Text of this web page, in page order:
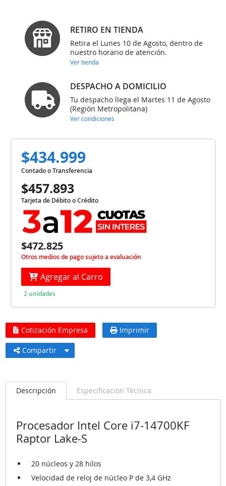
RETIRO EN TIENDA
Retira el Lunes 10 de Agosto, dentro de
nuestro horario de atención.
Ver tienda
DESPACHO A DOMICILIO
Tu despacho llega el Martes 11 de Agosto
(Región Metropolitana)
Ver condiciones
$434.999
Contado o Transferencia
$457.893
Tarjeta de Débito o Crédito
$472.825
Otros medios de pago sujeto a evaluación
Agregar al Carro
2 unidades
Cotización Empresa Imprimir
Compartir
Descripción Especificación Técnica
Procesador Intel Core i7-14700KF
Raptor Lake-S
20 núcleos y 28 hilos
Velocidad de reloj de núcleo P de 3,4 GHz